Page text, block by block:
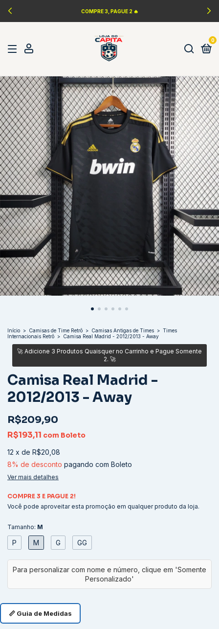
COMPRE 3, PAGUE 2 🔥
0
Início > Camisas de Time Retrô > Camisas Antigas de Times > Times
Internacionais Retrô > Camisa Real Madrid - 2012/2013 - Away
Camisa Real Madrid -
2012/2013 - Away
R$209,90
R$193,11 com Boleto
12 x de R$20,08
8% de desconto pagando com Boleto
Ver mais detalhes
COMPRE 3 E PAGUE 2!
Você pode aproveitar esta promoção em qualquer produto da loja.
Tamanho: M
P M G GG
📏 Guia de Medidas